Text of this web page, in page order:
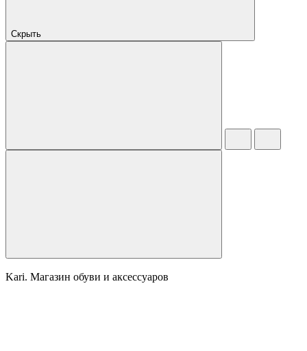
Скрыть
Kari. Магазин обуви и аксессуаров